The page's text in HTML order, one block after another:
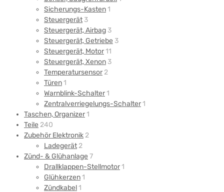
Sicherungs-Kasten1
Steuergerät 3
Steuergerät, Airbag 3
Steuergerät, Getriebe 3
Steuergerät, Motor11
Steuergerät, Xenon 3
Temperatursensor2
Türen1
Warnblink-Schalter1
Zentralverriegelungs-Schalter1
Taschen, Organizer1
Teile 240
Zubehör Elektronik2
Ladegerät2
Zünd- & Glühanlage 7
Drallklappen-Stellmotor1
Glühkerzen1
Zündkabel1